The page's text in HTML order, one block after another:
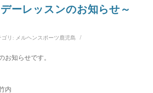
ーレッスンのお知らせ～
ゴリ: メルヘンスポーツ鹿児島 /
お知らせです。
内